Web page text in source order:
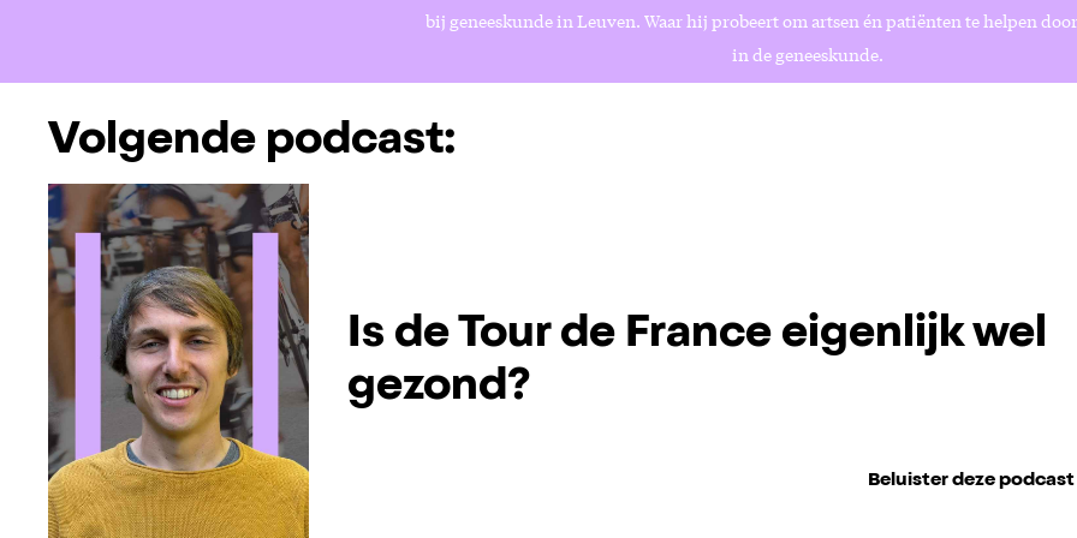
bij geneeskunde in Leuven. Waar hij probeert om artsen én patiënten te helpen
in de geneeskunde.
Volgende podcast:
Is de Tour de France eigenlijk wel
gezond?
Beluister deze podcast